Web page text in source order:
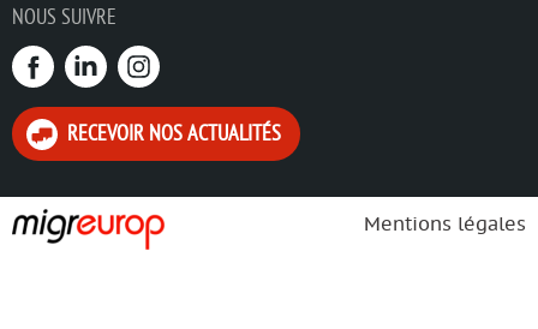
NOUS SUIVRE
RECEVOIR NOS ACTUALITÉS
Mentions légales